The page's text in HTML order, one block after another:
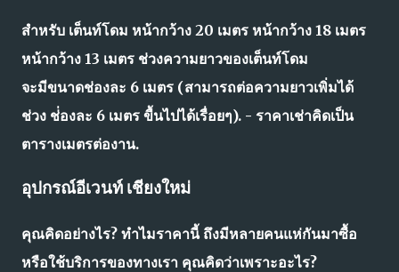
สำหรับ เต็นท์โดม หน้ากว้าง 20 เมตร หน้ากว้าง 18 เมตร
หน้ากว้าง 13 เมตร ช่วงความยาวของเต็นท์โดม
จะมีขนาดช่องละ 6 เมตร (สามารถต่อความยาวเพิ่มได้
ช่วง ช่่องละ 6 เมตร ขื้นไปได้เรื่อยๆ). - ราคาเช่าคิดเป็น
ตารางเมตรต่องาน.
อุปกรณ์อีเวนท์ เชียงใหม่
คุณคิดอย่างไร? ทำไมราคานี้ ถึงมีหลายคนแห่กันมาซื้อ
หรือใช้บริการของทางเรา คุณคิดว่าเพราะอะไร?